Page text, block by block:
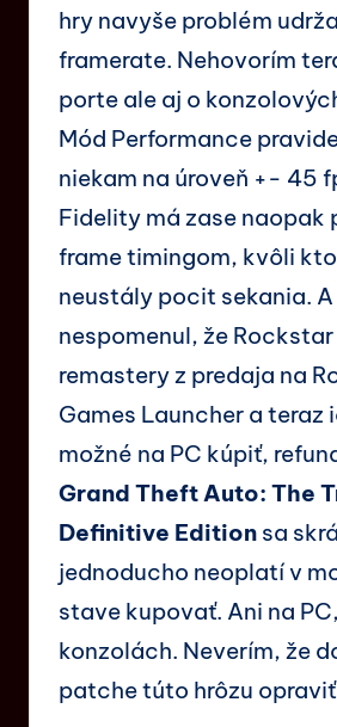
hry navyše problém
framerate. Nehovorím
porte ale aj o
Mód Performance
niekam na úroveň +- 45
Fidelity má zase naopak
frame timingom, kvôli
neustály pocit sekania.
nespomenul, že
remastery z predaja na
Games Launcher a teraz
možné na PC kúpiť,
Grand Theft Auto: The
Definitive Edition sa
jednoducho neoplatí v
stave kupovať. Ani na
konzolách. Neverím, že
patche túto hrôzu